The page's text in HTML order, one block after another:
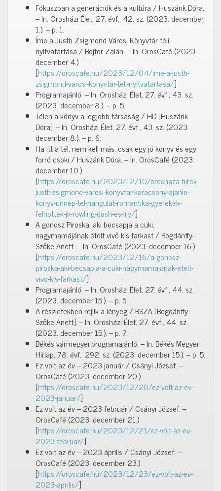
Fókuszban a generációk és a kultúra / Huszárik Dóra.
– In. Orosházi Élet, 27. évf., 42. sz. (2023. december
1.). – p. 1.
Íme a Justh Zsigmond Városi Könyvtár téli
nyitvatartása / Bojtor Zalán. – In. OrosCafé (2023.
december 4.)
[https://oroscafe.hu/2023/12/04/ime-a-justh-
zsigmond-varosi-konyvtar-teli-nyitvatartasa/]
Programajánló. – In. Orosházi Élet, 27. évf., 43. sz.
(2023. december 8.). – p. 5.
Télen a könyv a legjobb társaság / HD [Huszárik
Dóra]. – In. Orosházi Élet, 27. évf., 43. sz. (2023.
december 8.). – p. 6.
Ha itt a tél, nem kell más, csak egy jó könyv és egy
forró csoki / Huszárik Dóra. – In. OrosCafé (2023.
december 10.).
[https://oroscafe.hu/2023/12/10/oroshaza-hirek-
justh-zsigmond-varosi-konyvtar-karacsony-ajanlo-
konyv-unnep-tel-hangulat-romantika-gyerekek-
felnottek-jk-rowling-dash-es-lily/]
A gonosz Piroska, aki becsapja a cuki,
nagymamájának ételt vivő kis farkast / Bogdánffy-
Szőke Anett. – In. OrosCafé (2023. december 16.)
[https://oroscafe.hu/2023/12/16/a-gonosz-
piroska-aki-becsapja-a-cuki-nagymamajanak-etelt-
vivo-kis-farkast/]
Programajánló. – In. Orosházi Élet, 27. évf., 44. sz.
(2023. december 15.). – p. 5.
A részletekben rejlik a lényeg / BSZA [Bogdánffy-
Szőke Anett]. – In. Orosházi Élet, 27. évf., 44. sz.
(2023. december 15.). – p. 7.
Békés vármegyei programajánló. – In. Békés Megyei
Hírlap, 78. évf., 292. sz. (2023. december 15.). – p. 5.
Ez volt az év – 2023 január / Csányi József. –
OrosCafé (2023. december 20.)
[https://oroscafe.hu/2023/12/20/ez-volt-az-ev-
2023-januar/]
Ez volt az év – 2023 február / Csányi József. –
OrosCafé (2023. december 21.)
[https://oroscafe.hu/2023/12/21/ez-volt-az-ev-
2023-februar/]
Ez volt az év – 2023 április / Csányi József. –
OrosCafé (2023. december 23.)
[https://oroscafe.hu/2023/12/23/ez-volt-az-ev-
2023-aprilis/]